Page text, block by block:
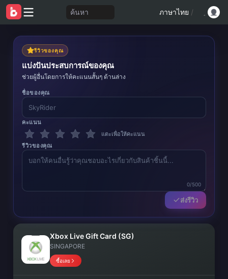
ค้นหา ภาษาไทย /
รีวิวของคุณ
แบ่งปันประสบการณ์ของคุณ
ช่วยผู้อื่นโดยการให้คะแนนสั้นๆ ด้านล่าง
ชื่อของคุณ
คะแนน
แตะเพื่อให้คะแนน
รีวิวของคุณ
0/500
ส่งรีวิว
Xbox Live Gift Card (SG)
SINGAPORE
ซื้อเลย